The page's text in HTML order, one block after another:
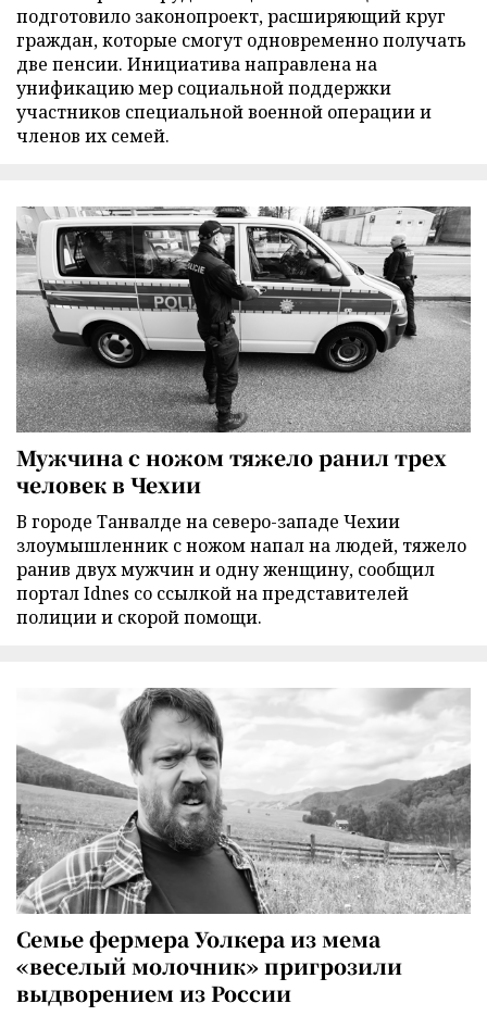
подготовило законопроект, расширяющий круг
граждан, которые смогут одновременно получать
две пенсии. Инициатива направлена на
унификацию мер социальной поддержки
участников специальной военной операции и
членов их семей.
Мужчина с ножом тяжело ранил трех
человек в Чехии
В городе Танвалде на северо-западе Чехии
злоумышленник с ножом напал на людей, тяжело
ранив двух мужчин и одну женщину, сообщил
портал Idnes со ссылкой на представителей
полиции и скорой помощи.
Семье фермера Уолкера из мема
«веселый молочник» пригрозили
выдворением из России